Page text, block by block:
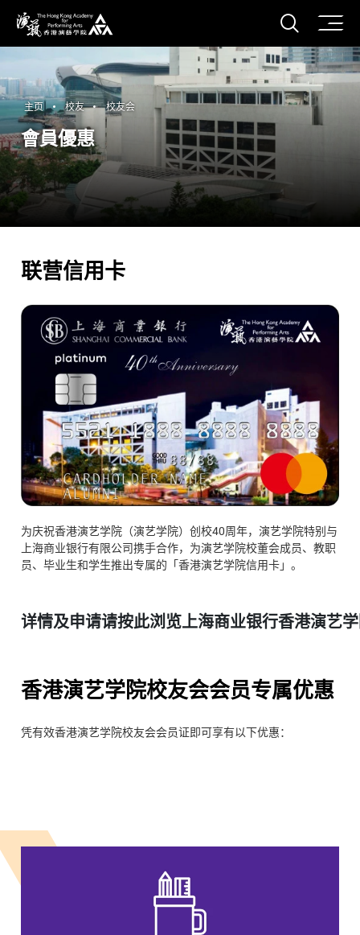
香港演艺学院
打开
主页 校友 校友会
會員優惠
联营信用卡
为庆祝香港演艺学院（演艺学院）创校40周年，演艺学院特别与
上海商业银行有限公司携手合作，为演艺学院校董会成员、教职
员、毕业生和学生推出专属的「香港演艺学院信用卡」。
详情及申请请按此浏览上海商业银行香港演艺
香港演艺学院校友会会员专属优惠
凭有效香港演艺学院校友会会员证即可享有以下优惠：